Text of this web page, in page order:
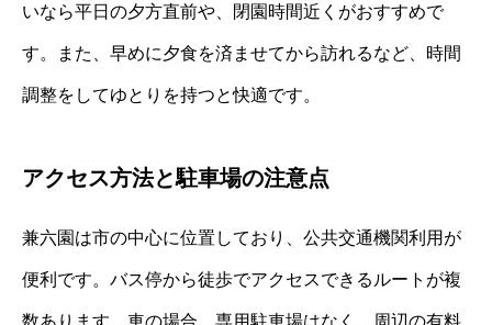
いなら平日の夕方直前や、閉園時間近くがおすすめで
す。また、早めに夕食を済ませてから訪れるなど、時間
調整をしてゆとりを持つと快適です。
アクセス方法と駐車場の注意点
兼六園は市の中心に位置しており、公共交通機関利用が
便利です。バス停から徒歩でアクセスできるルートが複
数あります。車の場合、専用駐車場はなく、周辺の有料